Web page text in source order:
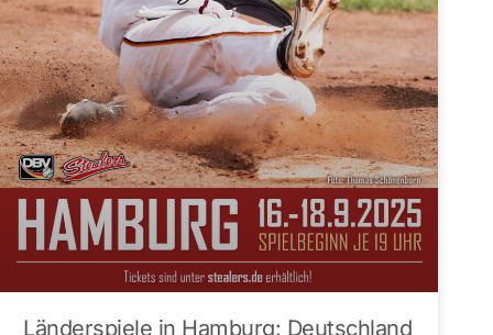
Länderspiele in Hamburg: Deutschland